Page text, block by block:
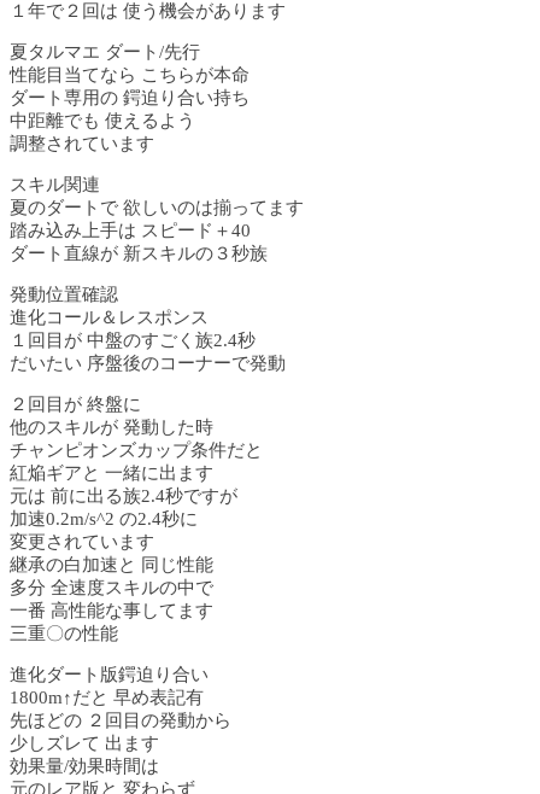
１年で２回は 使う機会があります
夏タルマエ ダート/先行
性能目当てなら こちらが本命
ダート専用の 鍔迫り合い持ち
中距離でも 使えるよう
調整されています
スキル関連
夏のダートで 欲しいのは揃ってます
踏み込み上手は スピード＋40
ダート直線が 新スキルの３秒族
発動位置確認
進化コール＆レスポンス
１回目が 中盤のすごく族2.4秒
だいたい 序盤後のコーナーで発動
２回目が 終盤に
他のスキルが 発動した時
チャンピオンズカップ条件だと
紅焔ギアと 一緒に出ます
元は 前に出る族2.4秒ですが
加速0.2m/s^2 の2.4秒に
変更されています
継承の白加速と 同じ性能
多分 全速度スキルの中で
一番 高性能な事してます
三重〇の性能
進化ダート版鍔迫り合い
1800m↑だと 早め表記有
先ほどの ２回目の発動から
少しズレて 出ます
効果量/効果時間は
元のレア版と 変わらず